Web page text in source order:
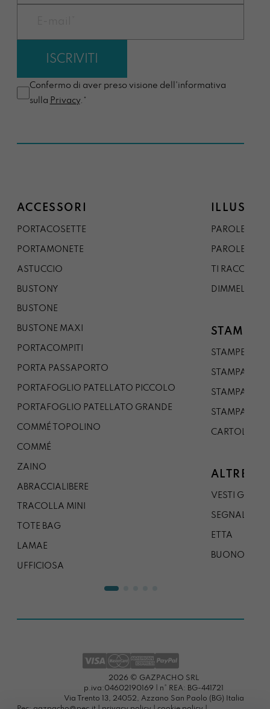
Confermo di aver preso visione dell'informativa
sulla Privacy.*
ACCESSORI
PORTACOSETTE
PORTAMONETE
ASTUCCIO
BUSTONY
BUSTONE
BUSTONE MAXI
PORTACOMPITI
PORTA PASSAPORTO
PORTAFOGLIO PATELLATO PICCOLO
PORTAFOGLIO PATELLATO GRANDE
COMMÉ TOPOLINO
COMMÉ
ZAINO
ABRACCIALIBERE
TRACOLLA MINI
TOTE BAG
LAMAE
UFFICIOSA
PAROLE DAL
PAROLE DA
TI
DIMMELO
STAMPE
STAMPE A5
STAMPA A3
STAMPA A1
STAMPA A0
CARTOLINA
ALTRE
VESTI
SEGNALIBRO
ETTA
BUONO
2026 © GAZPACHO SRL
p.iva:04602190169 | n° REA: BG-441721
Via Trento 13, 24052, Azzano San Paolo (BG) Italia